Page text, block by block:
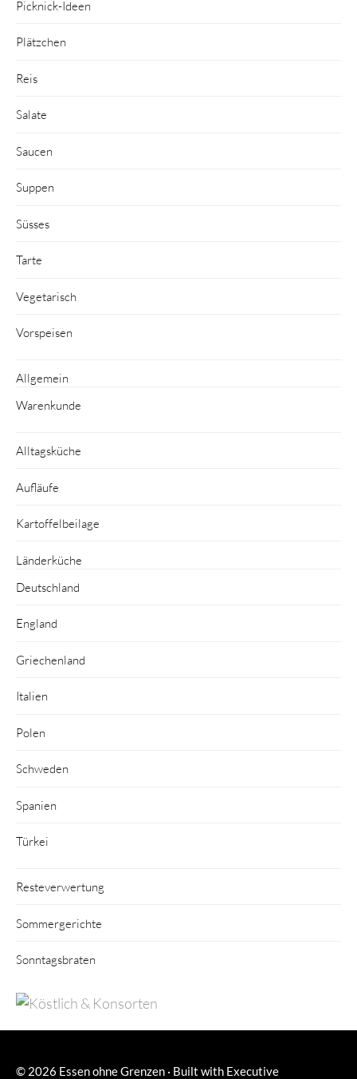
Picknick-Ideen
Plätzchen
Reis
Salate
Saucen
Suppen
Süsses
Tarte
Vegetarisch
Vorspeisen
Allgemein
Warenkunde
Alltagsküche
Aufläufe
Kartoffelbeilage
Länderküche
Deutschland
England
Griechenland
Italien
Polen
Schweden
Spanien
Türkei
Resteverwertung
Sommergerichte
Sonntagsbraten
© 2026 Essen ohne Grenzen · Built with Executive